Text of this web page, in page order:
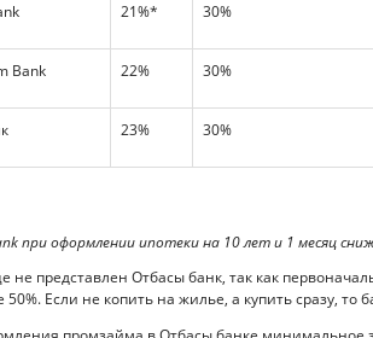
21%* 30%
Bank 22% 30%
23% 30%
при оформлении ипотеки на 10 лет и 1 месяц
не представлен Отбасы банк, так как
50%. Если не копить на жилье, а купить сразу,